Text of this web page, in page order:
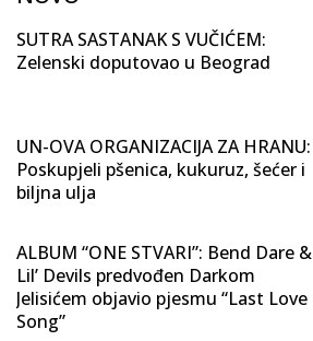
SUTRA SASTANAK S VUČIĆEM:
Zelenski doputovao u Beograd
UN-OVA ORGANIZACIJA ZA HRANU:
Poskupjeli pšenica, kukuruz, šećer i
biljna ulja
ALBUM “ONE STVARI”: Bend Dare &
Lil’ Devils predvođen Darkom
Jelisićem objavio pjesmu “Last Love
Song”